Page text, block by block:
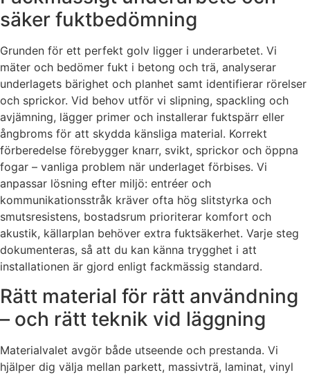
säker fuktbedömning
Grunden för ett perfekt golv ligger i underarbetet. Vi
mäter och bedömer fukt i betong och trä, analyserar
underlagets bärighet och planhet samt identifierar rörelser
och sprickor. Vid behov utför vi slipning, spackling och
avjämning, lägger primer och installerar fuktspärr eller
ångbroms för att skydda känsliga material. Korrekt
förberedelse förebygger knarr, svikt, sprickor och öppna
fogar – vanliga problem när underlaget förbises. Vi
anpassar lösning efter miljö: entréer och
kommunikationsstråk kräver ofta hög slitstyrka och
smutsresistens, bostadsrum prioriterar komfort och
akustik, källarplan behöver extra fuktsäkerhet. Varje steg
dokumenteras, så att du kan känna trygghet i att
installationen är gjord enligt fackmässig standard.
Rätt material för rätt användning
– och rätt teknik vid läggning
Materialvalet avgör både utseende och prestanda. Vi
hjälper dig välja mellan parkett, massivträ, laminat, vinyl